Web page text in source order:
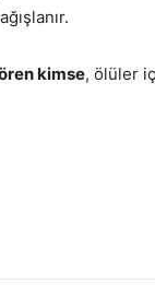
kimse, ölüler